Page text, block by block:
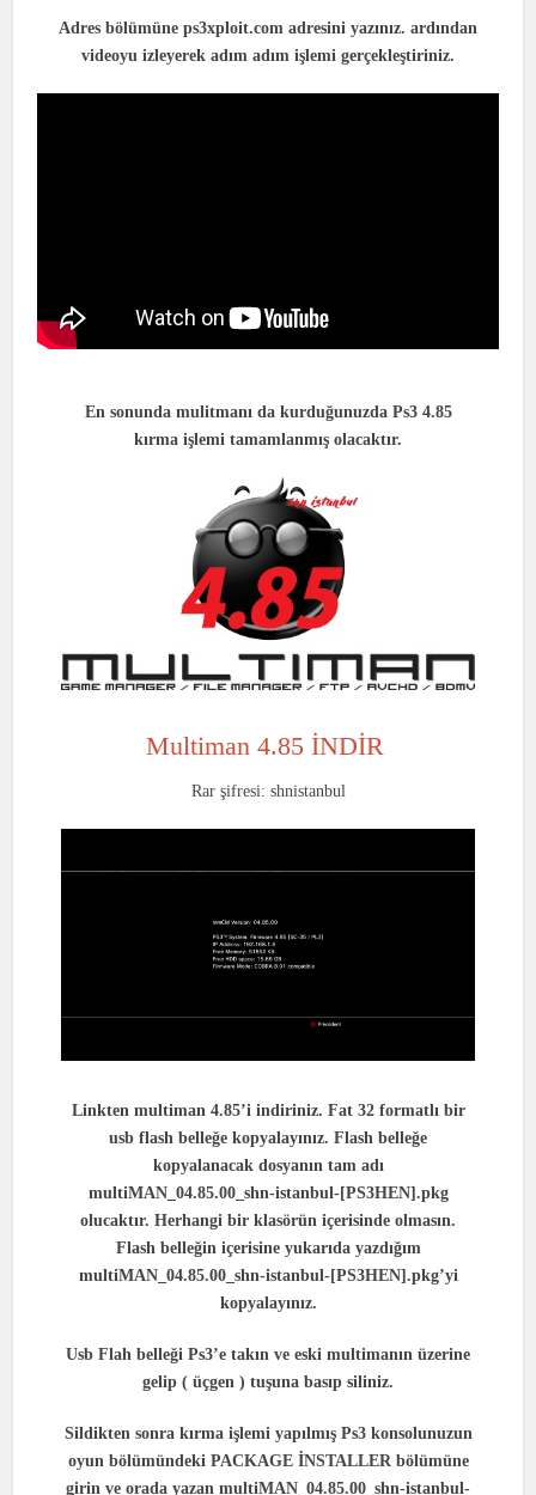
Adres bölümüne ps3xploit.com adresini yazınız. ardından
videoyu izleyerek adım adım işlemi gerçekleştiriniz.
En sonunda mulitmanı da kurduğunuzda Ps3 4.85
kırma işlemi tamamlanmış olacaktır.
Multiman 4.85 İNDİR
Rar şifresi: shnistanbul
Linkten multiman 4.85’i indiriniz. Fat 32 formatlı bir
usb flash belleğe kopyalayınız. Flash belleğe
kopyalanacak dosyanın tam adı
multiMAN_04.85.00_shn-istanbul-[PS3HEN].pkg
olucaktır. Herhangi bir klasörün içerisinde olmasın.
Flash belleğin içerisine yukarıda yazdığım
multiMAN_04.85.00_shn-istanbul-[PS3HEN].pkg’yi
kopyalayınız.
Usb Flah belleği Ps3’e takın ve eski multimanın üzerine
gelip ( üçgen ) tuşuna basıp siliniz.
Sildikten sonra kırma işlemi yapılmış Ps3 konsolunuzun
oyun bölümündeki PACKAGE İNSTALLER bölümüne
girin ve orada yazan multiMAN_04.85.00_shn-istanbul-